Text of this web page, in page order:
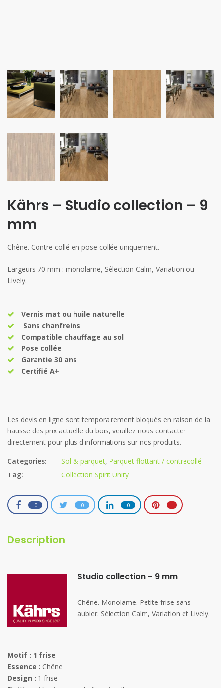
Kährs – Studio collection – 9
mm
Chêne. Contre collé en pose collée uniquement.
Largeurs 70 mm : monolame, Sélection Calm, Variation ou
Lively.
Vernis mat ou huile naturelle
Sans chanfreins
Compatible chauffage au sol
Pose collée
Garantie 30 ans
Certifié A+
Categories: Sol & parquet, Parquet flottant / contrecollé
Tag:
Collection Spirit Unity
0 0 0
Description
Studio collection – 9 mm
Chêne. Monolame. Petite frise sans
aubier. Sélection Calm, Variation et Lively.
Motif : 1 frise
Essence : Chêne
Design : 1 frise